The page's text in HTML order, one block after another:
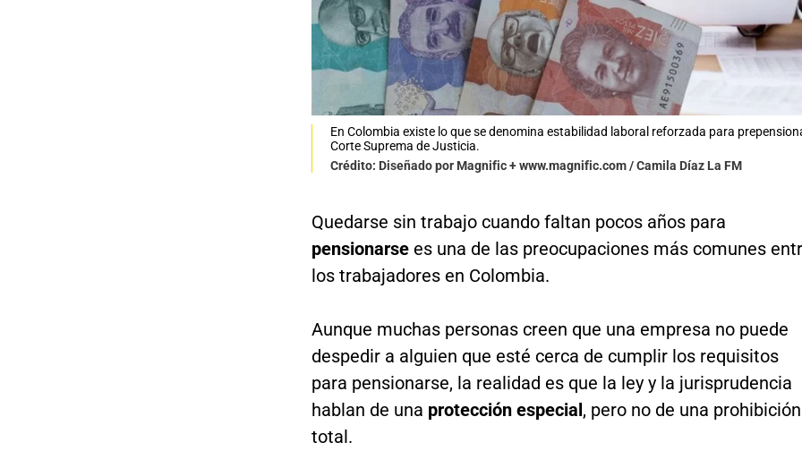
En Colombia existe lo que se denomina estabilidad laboral reforzada para
Corte Suprema de Justicia.
Crédito: Diseñado por Magnific + www.magnific.com / Camila Díaz La FM
Quedarse sin trabajo cuando faltan pocos años para
pensionarse es una de las preocupaciones más comunes
los trabajadores en Colombia.
Aunque muchas personas creen que una empresa no puede
despedir a alguien que esté cerca de cumplir los requisitos
para pensionarse, la realidad es que la ley y la jurisprudencia
hablan de una protección especial, pero no de una prohibición
total.